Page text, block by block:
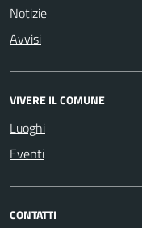
Notizie
Avvisi
VIVERE IL COMUNE
Luoghi
Eventi
CONTATTI